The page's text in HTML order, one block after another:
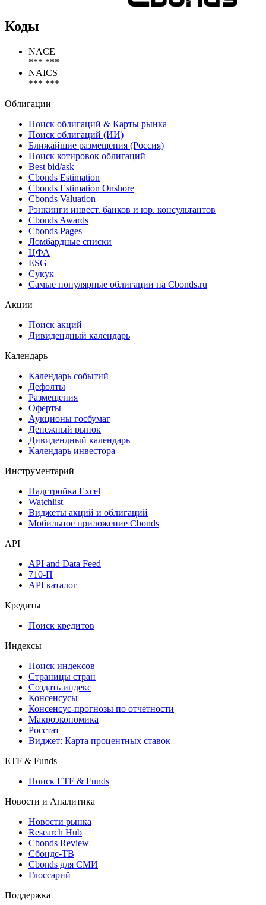
Коды
NACE
*** ***
NAICS
*** ***
Облигации
Поиск облигаций & Карты рынка
Поиск облигаций (ИИ)
Ближайшие размещения (Россия)
Поиск котировок облигаций
Best bid/ask
Cbonds Estimation
Cbonds Estimation Onshore
Cbonds Valuation
Рэнкинги инвест. банков и юр. консультантов
Cbonds Awards
Cbonds Pages
Ломбардные списки
ЦФА
ESG
Сукук
Самые популярные облигации на Cbonds.ru
Акции
Поиск акций
Дивидендный календарь
Календарь
Календарь событий
Дефолты
Размещения
Оферты
Аукционы госбумаг
Денежный рынок
Дивидендный календарь
Календарь инвестора
Инструментарий
Надстройка Excel
Watchlist
Виджеты акций и облигаций
Мобильное приложение Cbonds
API
API and Data Feed
710-П
API каталог
Кредиты
Поиск кредитов
Индексы
Поиск индексов
Страницы стран
Создать индекс
Консенсусы
Консенсус-прогнозы по отчетности
Макроэкономика
Росстат
Виджет: Карта процентных ставок
ETF & Funds
Поиск ETF & Funds
Новости и Аналитика
Новости рынка
Research Hub
Cbonds Review
Сбондс-ТВ
Cbonds для СМИ
Глоссарий
Поддержка